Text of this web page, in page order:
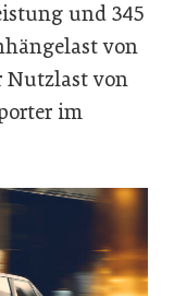
und 345
von
Nutzlast von
im